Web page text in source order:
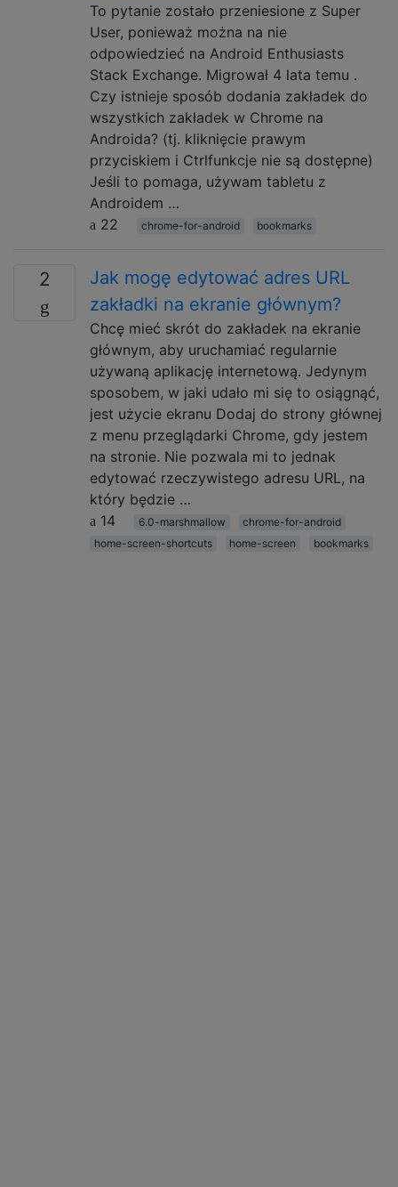
To pytanie zostało przeniesione z Super
User, ponieważ można na nie
odpowiedzieć na Android Enthusiasts
Stack Exchange. Migrował 4 lata temu .
Czy istnieje sposób dodania zakładek do
wszystkich zakładek w Chrome na
Androida? (tj. kliknięcie prawym
przyciskiem i Ctrlfunkcje nie są dostępne)
Jeśli to pomaga, używam tabletu z
Androidem …
22
chrome-for-android bookmarks
2
Jak mogę edytować adres URL
zakładki na ekranie głównym?
Chcę mieć skrót do zakładek na ekranie
głównym, aby uruchamiać regularnie
używaną aplikację internetową. Jedynym
sposobem, w jaki udało mi się to osiągnąć,
jest użycie ekranu Dodaj do strony głównej
z menu przeglądarki Chrome, gdy jestem
na stronie. Nie pozwala mi to jednak
edytować rzeczywistego adresu URL, na
który będzie …
14
6.0-marshmallow
chrome-for-android
home-screen-shortcuts
home-screen bookmarks